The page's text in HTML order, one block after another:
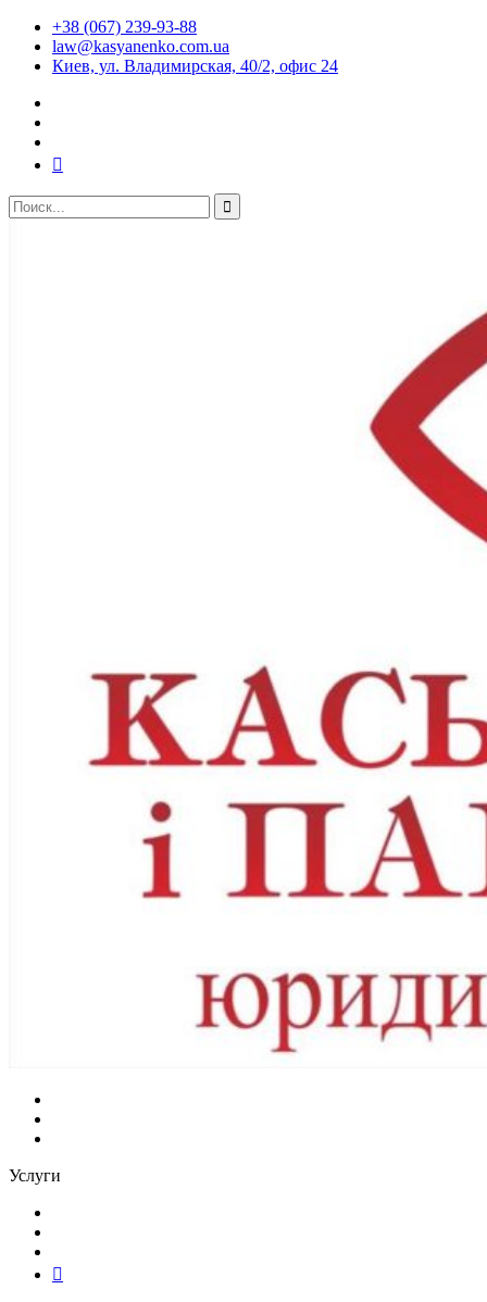
+38 (067) 239-93-88
law@kasyanenko.com.ua
Киев, ул. Владимирская, 40/2, офис 24
Услуги